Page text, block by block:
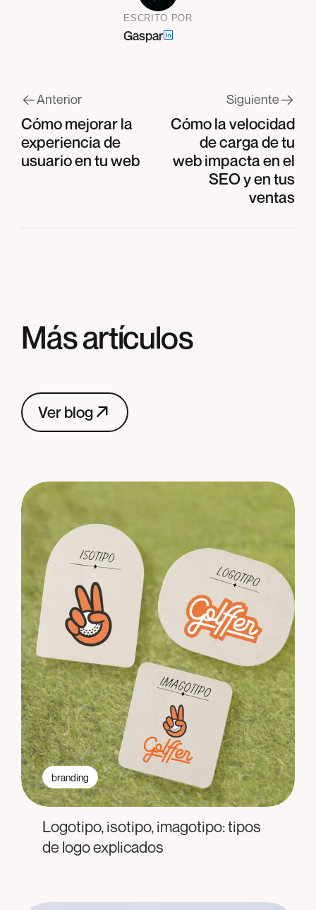
ESCRITO POR
Gaspar
Anterior
Anterior
Cómo mejorar la
experiencia de
usuario en tu web
Siguiente
Siguiente
Cómo la velocidad
de carga de tu
web impacta en el
SEO y en tus
ventas
Más artículos
Ver blog
Ver blog
branding
Logotipo, isotipo, imagotipo: tipos
de logo explicados